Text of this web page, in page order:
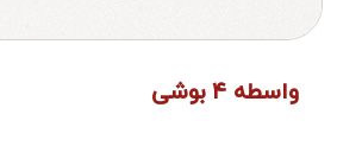
واسطه ۴ بوشی